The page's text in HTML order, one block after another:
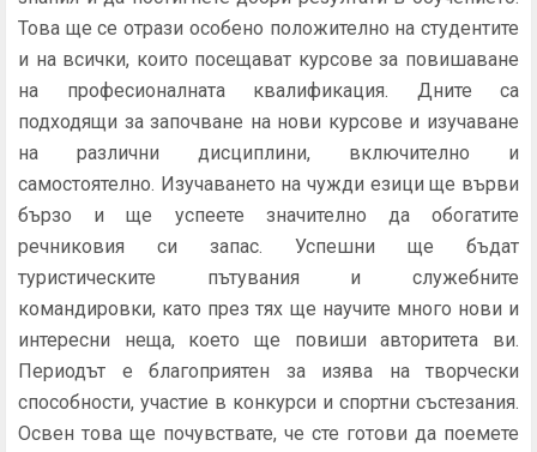
Това ще се отрази особено положително на студентите
и на всички, които посещават курсове за повишаване
на професионалната квалификация. Дните са
подходящи за започване на нови курсове и изучаване
на различни дисциплини, включително и
самостоятелно. Изучаването на чужди езици ще върви
бързо и ще успеете значително да обогатите
речниковия си запас. Успешни ще бъдат
туристическите пътувания и служебните
командировки, като през тях ще научите много нови и
интересни неща, което ще повиши авторитета ви.
Периодът е благоприятен за изява на творчески
способности, участие в конкурси и спортни състезания.
Освен това ще почувствате, че сте готови да поемете